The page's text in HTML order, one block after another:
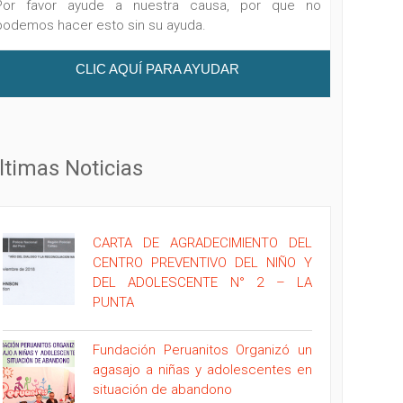
favor ayude a nuestra causa, por que no
hacer esto sin su ayuda.
CLIC AQUÍ PARA AYUDAR
Noticias
CARTA DE AGRADECIMIENTO DEL
CENTRO PREVENTIVO DEL NIÑO Y
DEL ADOLESCENTE N° 2 – LA
PUNTA
Fundación Peruanitos Organizó un
agasajo a niñas y adolescentes en
situación de abandono